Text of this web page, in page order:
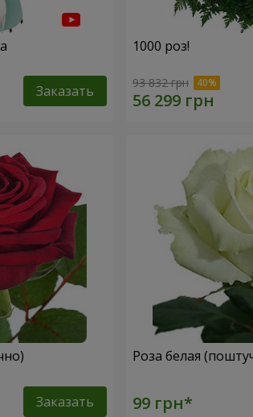
Заказать
1000 роз!
93 832 грн
Заказать
Роза белая